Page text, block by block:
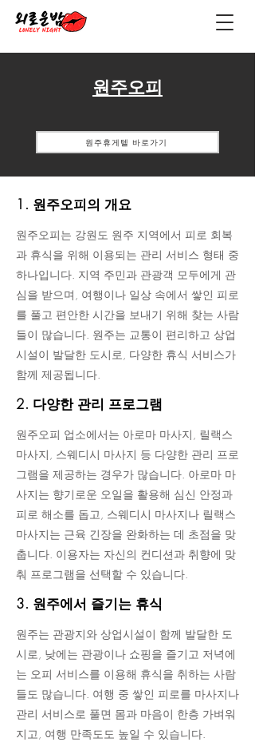
원주오피
원주휴게텔 바로가기
1. 원주오피의 개요
원주오피는 강원도 원주 지역에서 피로 회복
과 휴식을 위해 이용되는 관리 서비스 형태 중
하나입니다. 지역 주민과 관광객 모두에게 관
심을 받으며, 여행이나 일상 속에서 쌓인 피로
를 풀고 편안한 시간을 보내기 위해 찾는 사람
들이 많습니다. 원주는 교통이 편리하고 상업
시설이 발달한 도시로, 다양한 휴식 서비스가
함께 제공됩니다.
2. 다양한 관리 프로그램
원주오피 업소에서는 아로마 마사지, 릴랙스
마사지, 스웨디시 마사지 등 다양한 관리 프로
그램을 제공하는 경우가 많습니다. 아로마 마
사지는 향기로운 오일을 활용해 심신 안정과
피로 해소를 돕고, 스웨디시 마사지나 릴랙스
마사지는 근육 긴장을 완화하는 데 초점을 맞
춥니다. 이용자는 자신의 컨디션과 취향에 맞
춰 프로그램을 선택할 수 있습니다.
3. 원주에서 즐기는 휴식
원주는 관광지와 상업시설이 함께 발달한 도
시로, 낮에는 관광이나 쇼핑을 즐기고 저녁에
는 오피 서비스를 이용해 휴식을 취하는 사람
들도 많습니다. 여행 중 쌓인 피로를 마사지나
관리 서비스로 풀면 몸과 마음이 한층 가벼워
지고, 여행 만족도도 높일 수 있습니다.